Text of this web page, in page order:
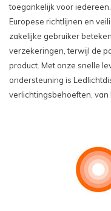
toegankelijk voor
Europese richtlijnen en
zakelijke gebruiker
verzekeringen, terwijl de
product. Met onze snelle
ondersteuning is
verlichtingsbehoeften,